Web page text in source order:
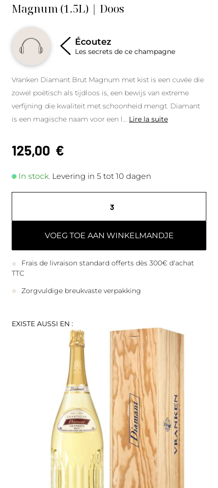
Magnum (1.5L) | Doos
Écoutez
Les secrets de ce champagne
Vranken Diamant Brut Magnum met kist is een cuvée die
zowel poëtisch als tijdloos is, een bewijs van extreme
verfijning die kwaliteit met schoonheid mengt. Diamant
is een magische naam voor een l
Lire la suite
125,00 €
In stock. Levering in 5 tot 10 dagen
VOEG TOE AAN WINKELMANDJE
Frais de livraison standard offerts dès 300€ d'achat
TTC
Zorgvuldige breukvaste verpakking
EXISTE AUSSI EN :